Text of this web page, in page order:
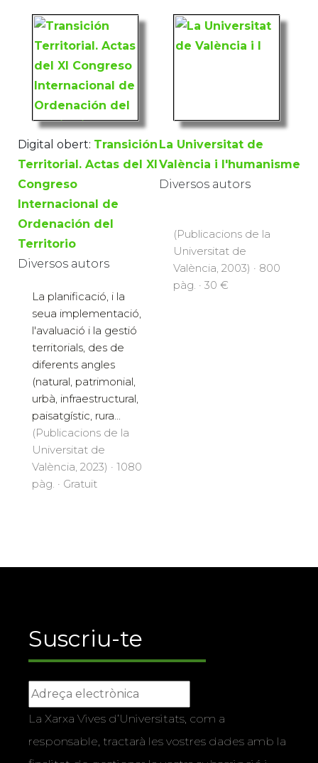
Digital obert: Transición
Territorial. Actas del XI
Congreso
Internacional de
Ordenación del
Territorio
Diversos autors
La planificació, i la
seua implementació,
l'avaluació i la gestió
territorials, des de
diferents angles
(natural, patrimonial,
urbà, infraestructural,
paisatgístic, rura...
(Publicacions de la
Universitat de
València, 2023) · 1080
pàg. · Gratuït
La Universitat de
València i l'humanisme
Diversos autors
(Publicacions de la
Universitat de
València, 2003) · 800
pàg. · 30 €
Suscriu-te
La Xarxa Vives d’Universitats, com a
responsable, tractarà les vostres dades amb la